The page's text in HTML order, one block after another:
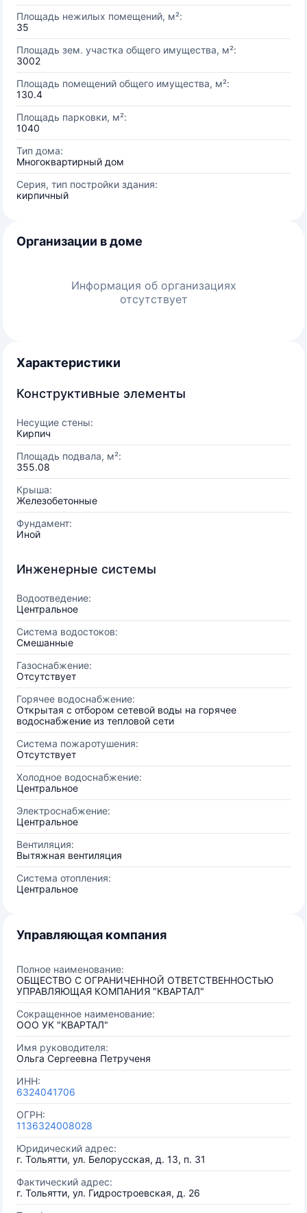
Площадь нежилых помещений, м²:
35
Площадь зем. участка общего имущества, м²:
3002
Площадь помещений общего имущества, м²:
130.4
Площадь парковки, м²:
1040
Тип дома:
Многоквартирный дом
Серия, тип постройки здания:
кирпичный
Организации в доме
Информация об организациях
отсутствует
Характеристики
Конструктивные элементы
Несущие стены:
Кирпич
Площадь подвала, м²:
355.08
Крыша:
Железобетонные
Фундамент:
Иной
Инженерные системы
Водоотведение:
Центральное
Система водостоков:
Смешанные
Газоснабжение:
Отсутствует
Горячее водоснабжение:
Открытая с отбором сетевой воды на горячее
водоснабжение из тепловой сети
Система пожаротушения:
Отсутствует
Холодное водоснабжение:
Центральное
Электроснабжение:
Центральное
Вентиляция:
Вытяжная вентиляция
Система отопления:
Центральное
Управляющая компания
Полное наименование:
ОБЩЕСТВО С ОГРАНИЧЕННОЙ ОТВЕТСТВЕННОСТЬЮ
УПРАВЛЯЮЩАЯ КОМПАНИЯ "КВАРТАЛ"
Сокращенное наименование:
ООО УК "КВАРТАЛ"
Имя руководителя:
Ольга Сергеевна Петрученя
ИНН:
6324041706
ОГРН:
1136324008028
Юридический адрес:
г. Тольятти, ул. Белорусская, д. 13, п. 31
Фактический адрес:
г. Тольятти, ул. Гидростроевская, д. 26